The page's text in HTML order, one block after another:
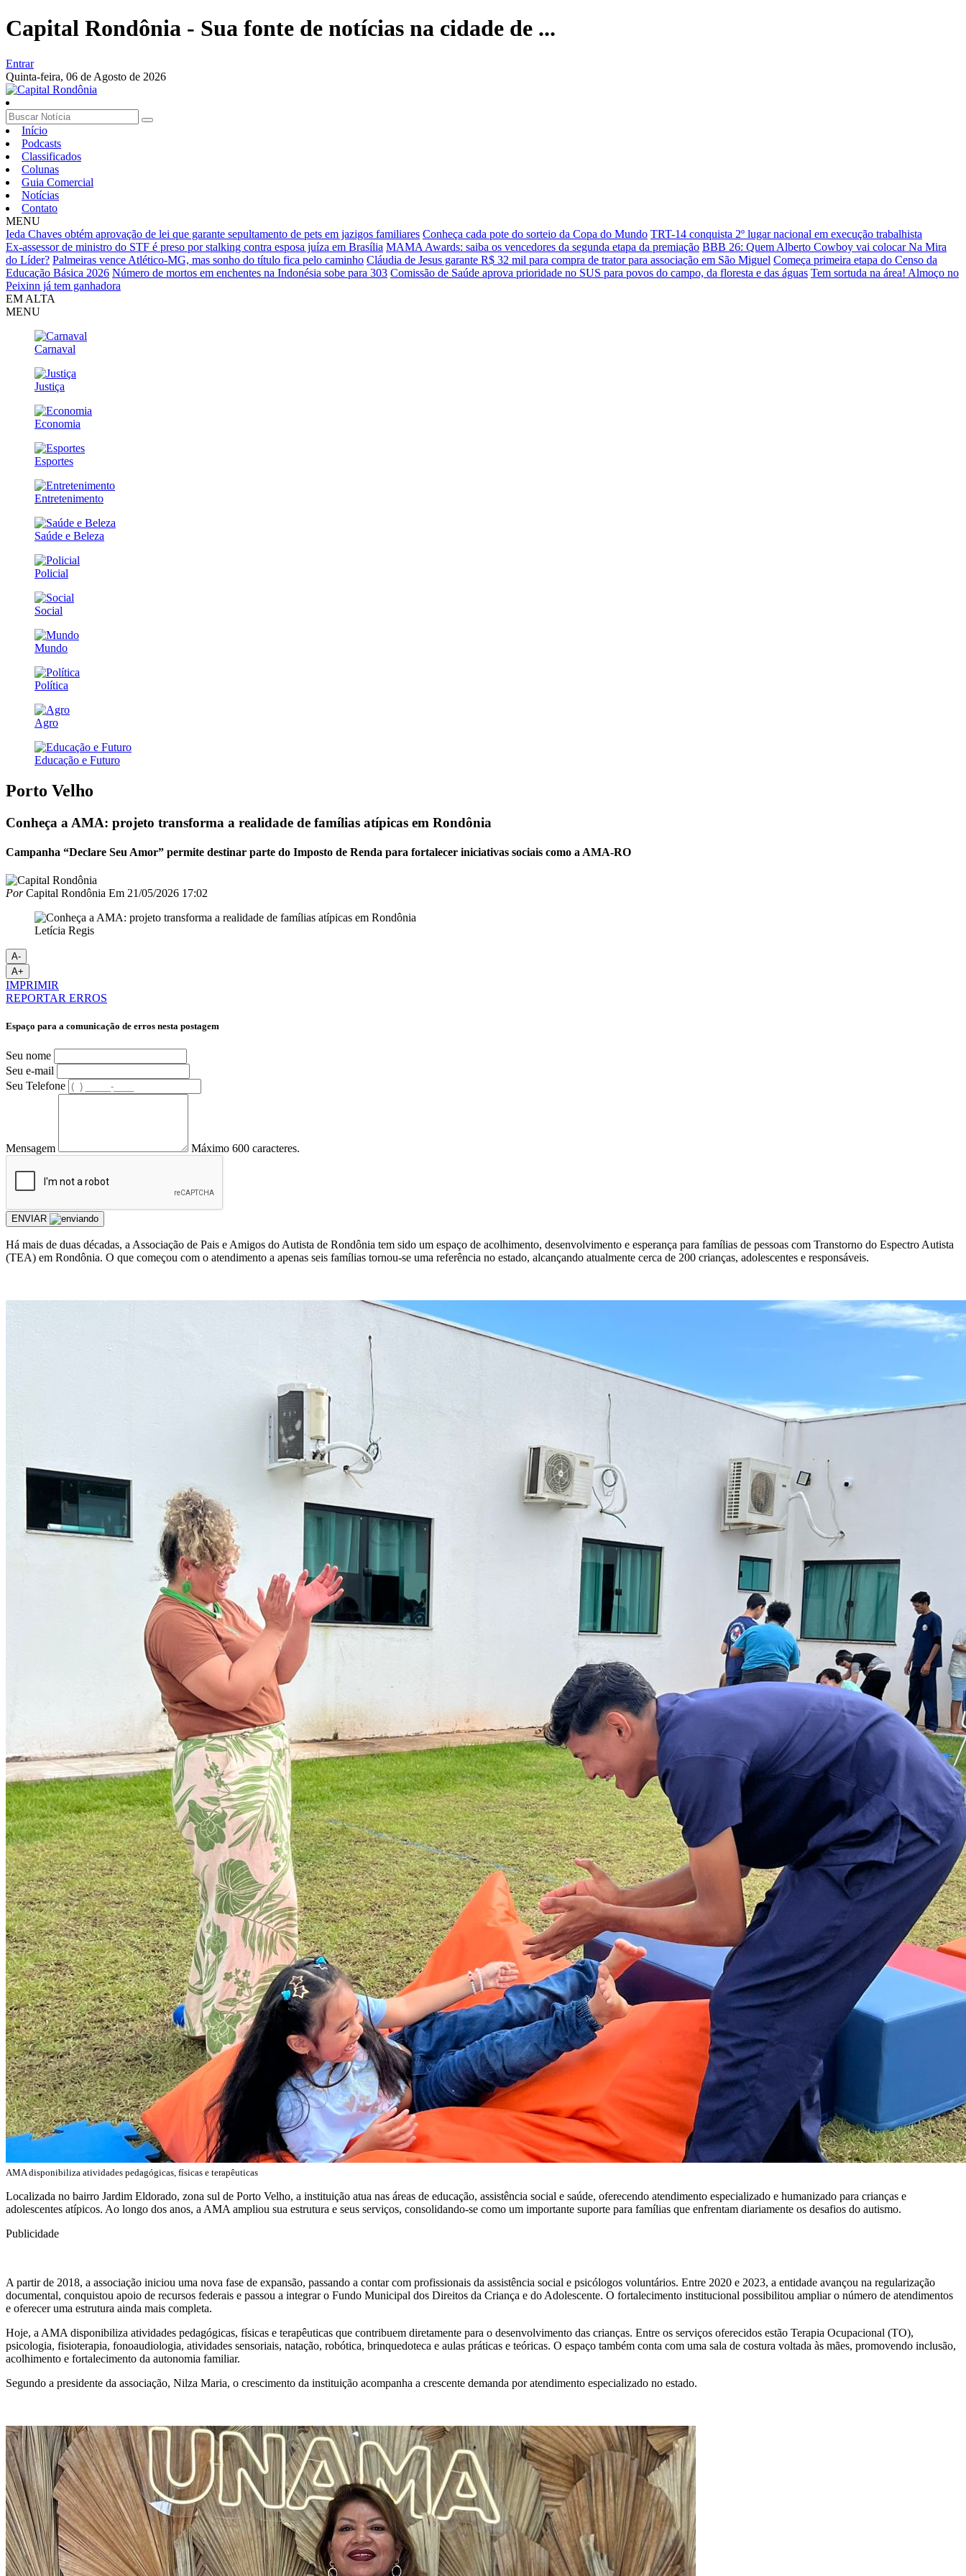
Capital Rondônia - Sua fonte de notícias na cidade de ...
Entrar
Quinta-feira, 06 de Agosto de 2026
Início
Podcasts
Classificados
Colunas
Guia Comercial
Notícias
Contato
MENU
Ieda Chaves obtém aprovação de lei que garante sepultamento de pets em jazigos familiares Conheça cada pote do sorteio da Copa do Mundo TRT-14 conquista 2º lugar nacional em execução trabalhista
Ex‑assessor de ministro do STF é preso por stalking contra esposa juíza em Brasília MAMA Awards: saiba os vencedores da segunda etapa da premiação BBB 26: Quem Alberto Cowboy vai colocar Na Mira
do Líder? Palmeiras vence Atlético-MG, mas sonho do título fica pelo caminho Cláudia de Jesus garante R$ 32 mil para compra de trator para associação em São Miguel Começa primeira etapa do Censo da
Educação Básica 2026 Número de mortos em enchentes na Indonésia sobe para 303 Comissão de Saúde aprova prioridade no SUS para povos do campo, da floresta e das águas Tem sortuda na área! Almoço no
Peixinn já tem ganhadora
EM ALTA
MENU
Carnaval
Justiça
Economia
Esportes
Entretenimento
Saúde e Beleza
Policial
Social
Mundo
Política
Agro
Educação e Futuro
Porto Velho
Conheça a AMA: projeto transforma a realidade de famílias atípicas em Rondônia
Campanha “Declare Seu Amor” permite destinar parte do Imposto de Renda para fortalecer iniciativas sociais como a AMA-RO
PorCapital Rondônia Em 21/05/2026 17:02
Letícia Regis
A-
A+
IMPRIMIR
REPORTAR ERROS
Espaço para a comunicação de erros nesta postagem
Seu nome
Seu e-mail
Seu Telefone
Mensagem Máximo 600 caracteres.
ENVIAR
Há mais de duas décadas, a Associação de Pais e Amigos do Autista de Rondônia tem sido um espaço de acolhimento, desenvolvimento e esperança para famílias de pessoas com Transtorno do Espectro Autista
(TEA) em Rondônia. O que começou com o atendimento a apenas seis famílias tornou-se uma referência no estado, alcançando atualmente cerca de 200 crianças, adolescentes e responsáveis.
AMA disponibiliza atividades pedagógicas, físicas e terapêuticas
Localizada no bairro Jardim Eldorado, zona sul de Porto Velho, a instituição atua nas áreas de educação, assistência social e saúde, oferecendo atendimento especializado e humanizado para crianças e
adolescentes atípicos. Ao longo dos anos, a AMA ampliou sua estrutura e seus serviços, consolidando-se como um importante suporte para famílias que enfrentam diariamente os desafios do autismo.
Publicidade
A partir de 2018, a associação iniciou uma nova fase de expansão, passando a contar com profissionais da assistência social e psicólogos voluntários. Entre 2020 e 2023, a entidade avançou na regularização
documental, conquistou apoio de recursos federais e passou a integrar o Fundo Municipal dos Direitos da Criança e do Adolescente. O fortalecimento institucional possibilitou ampliar o número de atendimentos
e oferecer uma estrutura ainda mais completa.
Hoje, a AMA disponibiliza atividades pedagógicas, físicas e terapêuticas que contribuem diretamente para o desenvolvimento das crianças. Entre os serviços oferecidos estão Terapia Ocupacional (TO),
psicologia, fisioterapia, fonoaudiologia, atividades sensoriais, natação, robótica, brinquedoteca e aulas práticas e teóricas. O espaço também conta com uma sala de costura voltada às mães, promovendo inclusão,
acolhimento e fortalecimento da autonomia familiar.
Segundo a presidente da associação, Nilza Maria, o crescimento da instituição acompanha a crescente demanda por atendimento especializado no estado.